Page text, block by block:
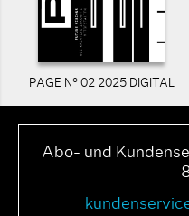
PAGE N° 02 2025 DIGITAL
Abo- und